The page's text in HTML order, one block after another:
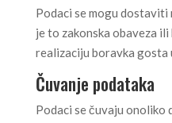
Podaci se mogu dostaviti
je to zakonska obaveza
realizaciju boravka gosta
Čuvanje podataka
Podaci se čuvaju onoliko